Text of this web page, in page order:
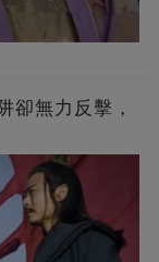
卻無力反擊，